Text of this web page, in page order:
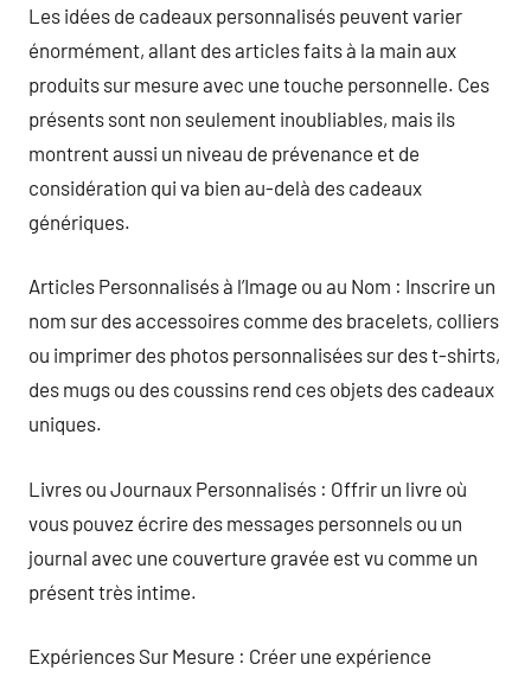
Les idées de cadeaux personnalisés peuvent varier
énormément, allant des articles faits à la main aux
produits sur mesure avec une touche personnelle. Ces
présents sont non seulement inoubliables, mais ils
montrent aussi un niveau de prévenance et de
considération qui va bien au-delà des cadeaux
génériques.
Articles Personnalisés à l’Image ou au Nom : Inscrire un
nom sur des accessoires comme des bracelets, colliers
ou imprimer des photos personnalisées sur des t-shirts,
des mugs ou des coussins rend ces objets des cadeaux
uniques.
Livres ou Journaux Personnalisés : Offrir un livre où
vous pouvez écrire des messages personnels ou un
journal avec une couverture gravée est vu comme un
présent très intime.
Expériences Sur Mesure : Créer une expérience